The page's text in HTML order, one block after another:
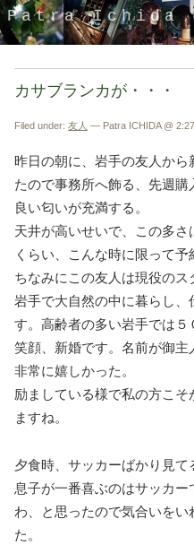
Patra Ichida
引退したスタイリストの隠居ブログ
カサブランカが・・・
Filed under: 友人 — Patra ICHIDA @
昨日の朝に、岩手の友人か
たので事務所へ飾る、先週購
良い匂いが充満する。
天井が高いせいで、この多
くらい、こんな時に限って予
ちなみにこの友人は現役のス
岩手で大自然の中に暮らし
す。高齢者の多い岩手では
笑顔、新婚です。名前が御
非常に嬉しかった。
励ましている様で私の方こ
ますね。
夕食時、サッカーばかり見て
息子が一番喜ぶのはサッカ
わ、と思ったので気合いを
た。